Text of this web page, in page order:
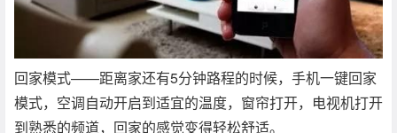
回家模式——距离家还有5分钟路程的时候，手机一键回家
模式，空调自动开启到适宜的温度，窗帘打开，电视机打开
到熟悉的频道，回家的感觉变得轻松舒适。